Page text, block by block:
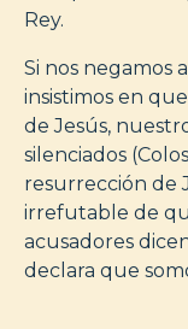
Rey.
Si nos negamos
insistimos en
de Jesús,
silenciados
resurrección de
irrefutable de
acusadores
declara que